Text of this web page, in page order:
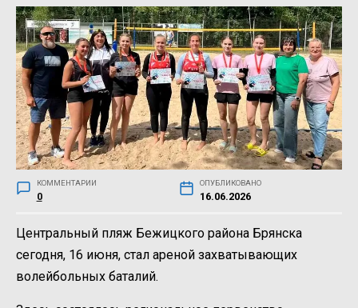
КОММЕНТАРИИ
0
ОПУБЛИКОВАНО
16.06.2026
Центральный пляж Бежицкого района Брянска
сегодня, 16 июня, стал ареной захватывающих
волейбольных баталий.